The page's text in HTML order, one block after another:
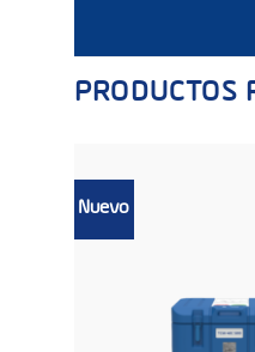
PRODUCTOS
Nuevo